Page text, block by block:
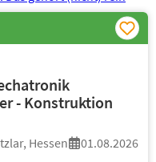
- Konstruktion
Hessen
01.08.2026